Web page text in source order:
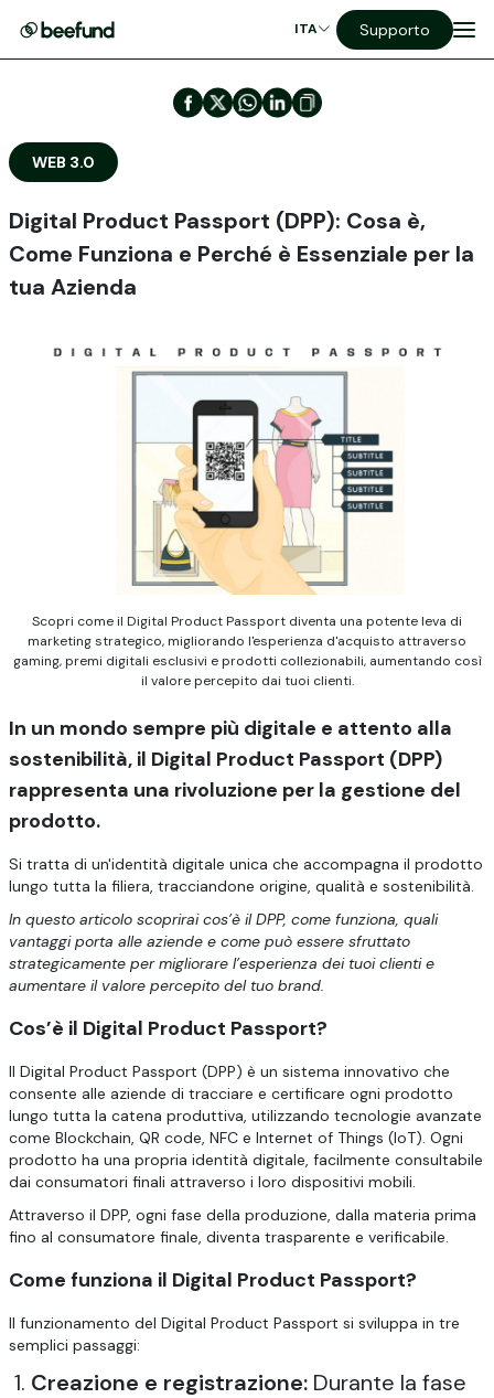
ITA Supporto
WEB 3.0
Digital Product Passport (DPP): Cosa è,
Come Funziona e Perché è Essenziale per la
tua Azienda
Scopri come il Digital Product Passport diventa una potente leva di
marketing strategico, migliorando l'esperienza d'acquisto attraverso
gaming, premi digitali esclusivi e prodotti collezionabili, aumentando così
il valore percepito dai tuoi clienti.
In un mondo sempre più digitale e attento alla
sostenibilità, il Digital Product Passport (DPP)
rappresenta una rivoluzione per la gestione del
prodotto.
Si tratta di un'identità digitale unica che accompagna il prodotto
lungo tutta la filiera, tracciandone origine, qualità e sostenibilità.
In questo articolo scoprirai cos’è il DPP, come funziona, quali
vantaggi porta alle aziende e come può essere sfruttato
strategicamente per migliorare l’esperienza dei tuoi clienti e
aumentare il valore percepito del tuo brand.
Cos’è il Digital Product Passport?
Il Digital Product Passport (DPP) è un sistema innovativo che
consente alle aziende di tracciare e certificare ogni prodotto
lungo tutta la catena produttiva, utilizzando tecnologie avanzate
come Blockchain, QR code, NFC e Internet of Things (IoT). Ogni
prodotto ha una propria identità digitale, facilmente consultabile
dai consumatori finali attraverso i loro dispositivi mobili.
Attraverso il DPP, ogni fase della produzione, dalla materia prima
fino al consumatore finale, diventa trasparente e verificabile.
Come funziona il Digital Product Passport?
Il funzionamento del Digital Product Passport si sviluppa in tre
semplici passaggi:
Creazione e registrazione:Durante la fase